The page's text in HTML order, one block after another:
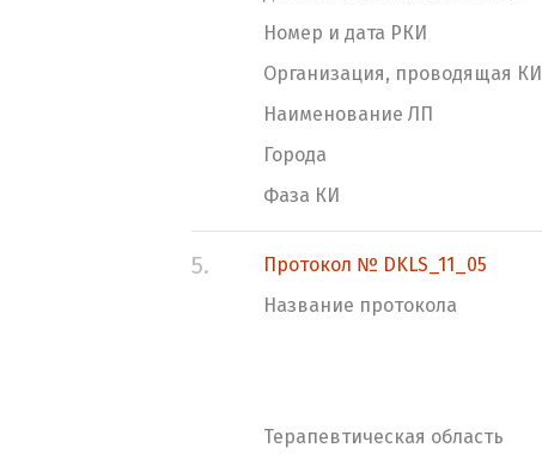
Номер и дата РКИ
Организация, проводящая КИ
Наименование ЛП
Города
Фаза КИ
5.
Протокол № DKLS_11_05
Название протокола
Терапевтическая область